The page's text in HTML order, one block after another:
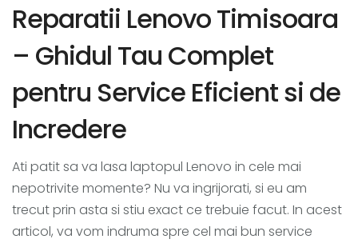
Reparatii Lenovo Timisoara
– Ghidul Tau Complet
pentru Service Eficient si de
Incredere
Ati patit sa va lasa laptopul Lenovo in cele mai
nepotrivite momente? Nu va ingrijorati, si eu am
trecut prin asta si stiu exact ce trebuie facut. In acest
articol, va vom indruma spre cel mai bun service